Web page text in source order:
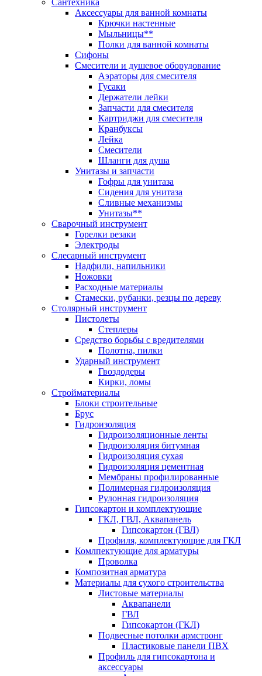
Сантехника
Аксессуары для ванной комнаты
Крючки настенные
Мыльницы**
Полки для ванной комнаты
Сифоны
Смесители и душевое оборудование
Аэраторы для смесителя
Гусаки
Держатели лейки
Запчасти для смесителя
Картриджи для смесителя
Кранбуксы
Лейка
Смесители
Шланги для душа
Унитазы и запчасти
Гофры для унитаза
Сидения для унитаза
Сливные механизмы
Унитазы**
Сварочный инструмент
Горелки резаки
Электроды
Слесарный инструмент
Надфили, напильники
Ножовки
Расходные материалы
Стамески, рубанки, резцы по дереву
Столярный инструмент
Пистолеты
Степлеры
Средство борьбы с вредителями
Полотна, пилки
Ударный инструмент
Гвоздодеры
Кирки, ломы
Стройматериалы
Блоки строительные
Брус
Гидроизоляция
Гидроизоляционные ленты
Гидроизоляция битумная
Гидроизоляция сухая
Гидроизоляция цементная
Мембраны профилированные
Полимерная гидроизоляция
Рулонная гидроизоляция
Гипсокартон и комплектующие
ГКЛ, ГВЛ, Аквапанель
Гипсокартон (ГВЛ)
Профиля, комплектующие для ГКЛ
Комлпектующие для арматуры
Проволка
Композитная арматура
Материалы для сухого строительства
Листовые материалы
Аквапанели
ГВЛ
Гипсокартон (ГКЛ)
Подвесные потолки армстронг
Пластиковые панели ПВХ
Профиль для гипсокартона и
аксессуары